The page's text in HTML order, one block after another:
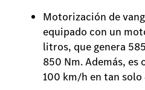
Motorización de
equipado con un
litros, que genera
850 Nm. Además, es
100 km/h en tan solo